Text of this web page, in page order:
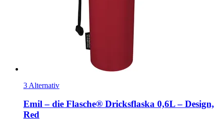
3 Alternativ
Emil – die Flasche® Dricksflaska 0,6L – Design,
Red